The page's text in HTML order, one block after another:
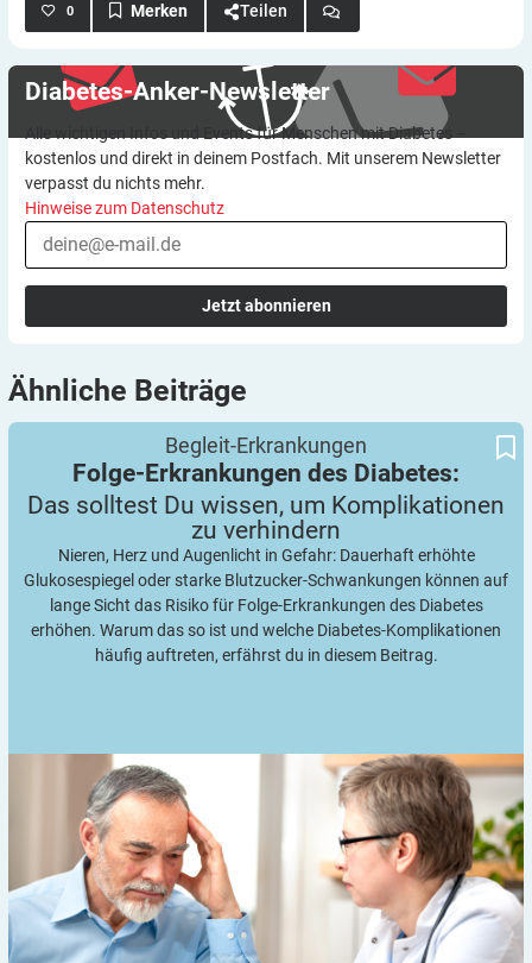
0 Teilen
Diabetes-Anker-Newsletter
Alle wichtigen Infos und Events für Menschen mit Diabetes –
kostenlos und direkt in deinem Postfach. Mit unserem Newsletter
verpasst du nichts mehr.
Hinweise zum Datenschutz
Jetzt abonnieren
Ähnliche Beiträge
Begleit-Erkrankungen
Folge-Erkrankungen des Diabetes:
Das solltest Du wissen, um Komplikationen
zu verhindern
Nieren, Herz und Augenlicht in Gefahr: Dauerhaft erhöhte
Glukosespiegel oder starke Blutzucker-Schwankungen können auf
lange Sicht das Risiko für Folge-Erkrankungen des Diabetes
erhöhen. Warum das so ist und welche Diabetes-Komplikationen
häufig auftreten, erfährst du in diesem Beitrag.